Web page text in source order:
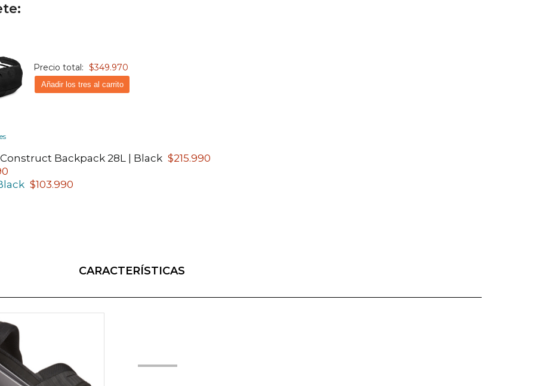
Precio total: $349.970
Añadir los tres al carrito
Backpack 28L | Black $215.990
$103.990
CARACTERÍSTICAS